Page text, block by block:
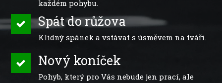
každém pohybu.
Spát do růžova
Klidný spánek a vstávat s úsměvem na tváři.
Nový koníček
Pohyb, který pro Vás nebude jen prací, ale